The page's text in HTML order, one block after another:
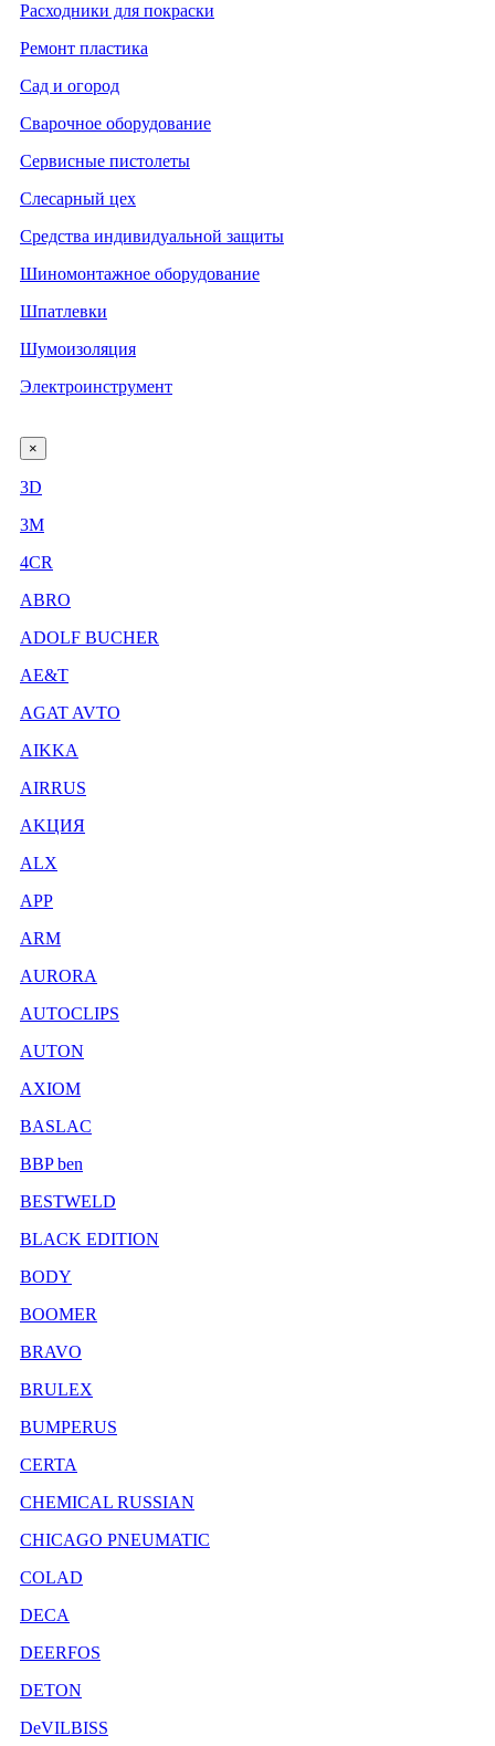
Расходники для покраски
Ремонт пластика
Сад и огород
Сварочное оборудование
Сервисные пистолеты
Слесарный цех
Средства индивидуальной защиты
Шиномонтажное оборудование
Шпатлевки
Шумоизоляция
Электроинструмент
×
3D
3М
4CR
ABRO
ADOLF BUCHER
AE&T
AGAT AVTO
AIKKA
AIRRUS
AKЦИЯ
ALX
APP
ARM
AURORA
AUTOCLIPS
AUTON
AXIOM
BASLAC
BBP ben
BESTWELD
BLACK EDITION
BODY
BOOMER
BRAVO
BRULEX
BUMPERUS
CERTA
CHEMICAL RUSSIAN
CHICAGO PNEUMATIC
COLAD
DECA
DEERFOS
DETON
DeVILBISS